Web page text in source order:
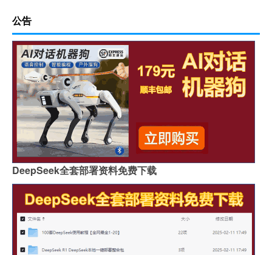
公告
DeepSeek全套部署资料免费下载